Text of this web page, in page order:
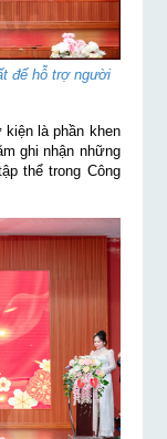
để hỗ trợ người
kiện là phần khen
ghi nhận những
thể trong Công